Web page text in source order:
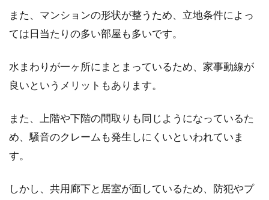
また、マンションの形状が整うため、立地条件によっ
ては日当たりの多い部屋も多いです。
水まわりが一ヶ所にまとまっているため、家事動線が
良いというメリットもあります。
また、上階や下階の間取りも同じようになっているた
め、騒音のクレームも発生しにくいといわれていま
す。
しかし、共用廊下と居室が面しているため、防犯やプ